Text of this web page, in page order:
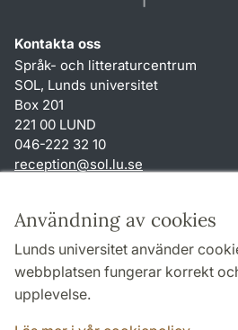
Användning av cookies
Lunds universitet använder
webbplatsen fungerar korrekt
upplevelse.
Kontakta oss
Språk- och litteraturcentrum
SOL, Lunds universitet
Box 201
221 00 LUND
046-222 32 10
reception@sol.lu.se
Genvägar
Om webbplatsen och cookies
Behandling av personuppgifter
Tillgänglighetsredogörelse